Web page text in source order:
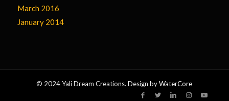
March 2016
January 2014
© 2024 Yali Dream Creations. Design byWaterCore